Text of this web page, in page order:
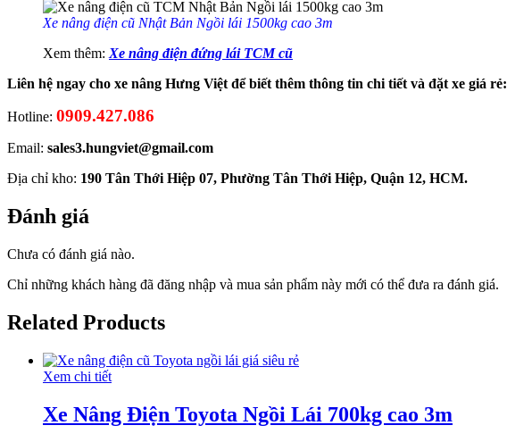
Xe nâng điện cũ Nhật Bản Ngồi lái 1500kg cao 3m
Xem thêm: Xe nâng điện đứng lái TCM cũ
Liên hệ ngay cho xe nâng Hưng Việt để biết thêm thông tin chi tiết và đặt xe giá rẻ:
Hotline: 0909.427.086
Email: sales3.hungviet@gmail.com
Địa chỉ kho: 190 Tân Thới Hiệp 07, Phường Tân Thới Hiệp, Quận 12, HCM.
Đánh giá
Chưa có đánh giá nào.
Chỉ những khách hàng đã đăng nhập và mua sản phẩm này mới có thể đưa ra đánh giá.
Related Products
Xem chi tiết
Xe Nâng Điện Toyota Ngồi Lái 700kg cao 3m